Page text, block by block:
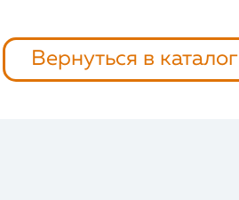
Вернуться в каталог